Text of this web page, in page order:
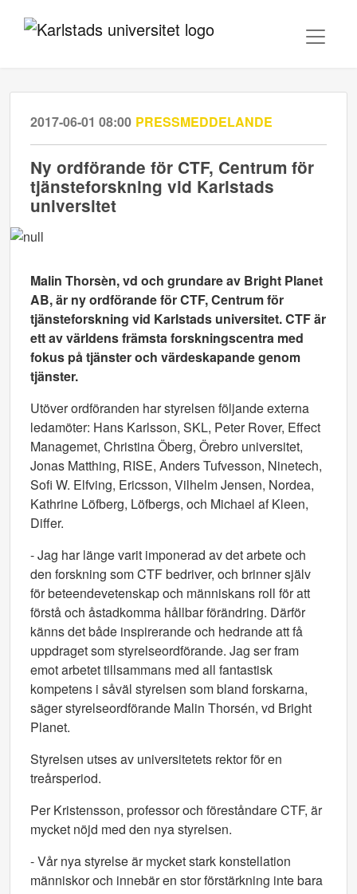
2017-06-01 08:00 PRESSMEDDELANDE
Ny ordförande för CTF, Centrum för
tjänsteforskning vid Karlstads
universitet
Malin Thorsèn, vd och grundare av Bright Planet
AB, är ny ordförande för CTF, Centrum för
tjänsteforskning vid Karlstads universitet.CTF är
ett av världens främsta forskningscentra med
fokus på tjänster och värdeskapande genom
tjänster.
Utöver ordföranden har styrelsen följande externa
ledamöter: Hans Karlsson, SKL, Peter Rover, Effect
Managemet, Christina Öberg, Örebro universitet,
Jonas Matthing, RISE, Anders Tufvesson, Ninetech,
Sofi W. Elfving, Ericsson, Vilhelm Jensen, Nordea,
Kathrine Löfberg, Löfbergs, och Michael af Kleen,
Differ.
- Jag har länge varit imponerad av det arbete och
den forskning som CTF bedriver, och brinner själv
för beteendevetenskap och människans roll för att
förstå och åstadkomma hållbar förändring. Därför
känns det både inspirerande och hedrande att få
uppdraget som styrelseordförande. Jag ser fram
emot arbetet tillsammans med all fantastisk
kompetens i såväl styrelsen som bland forskarna,
säger styrelseordförande Malin Thorsén, vd Bright
Planet.
Styrelsen utses av universitetets rektor för en
treårsperiod.
Per Kristensson, professor och föreståndare CTF, är
mycket nöjd med den nya styrelsen.
- Vår nya styrelse är mycket stark konstellation
människor och innebär en stor förstärkning inte bara